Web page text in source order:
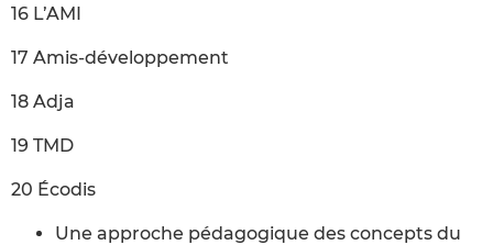
16 L’AMI
17 Amis-développement
18 Adja
19 TMD
20 Écodis
Une approche pédagogique des concepts du